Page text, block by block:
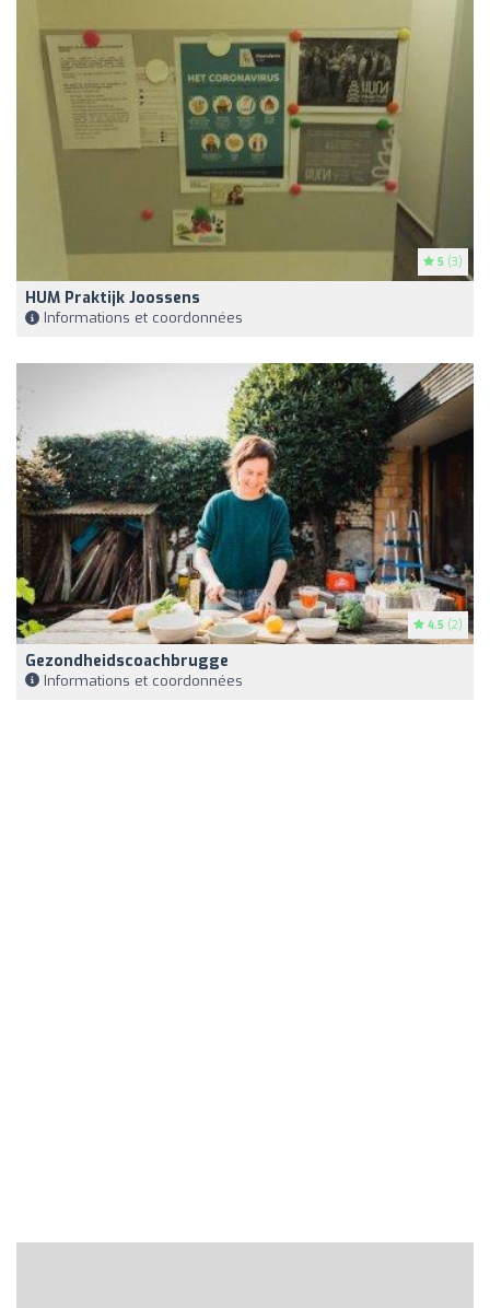
5 (3)
HUM Praktijk Joossens
Informations et coordonnées
4.5 (2)
Gezondheidscoachbrugge
Informations et coordonnées